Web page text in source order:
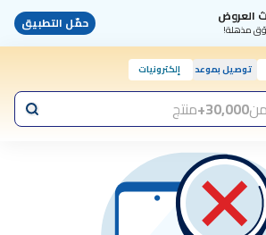
العروض
مذهلة! حمّل التطبيق
توصيل بموعد إلكترونيات
30,000+ منتج